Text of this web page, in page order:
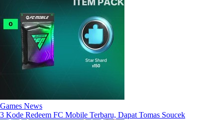
Games News
3 Kode Redeem FC Mobile Terbaru, Dapat Tomas Soucek